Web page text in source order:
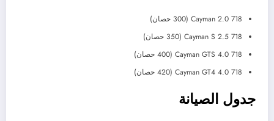
718 Cayman 2.0 (300 حصان)
718 Cayman S 2.5 (350 حصان)
718 Cayman GTS 4.0 (400 حصان)
718 Cayman GT4 4.0 (420 حصان)
جدول الصيانة